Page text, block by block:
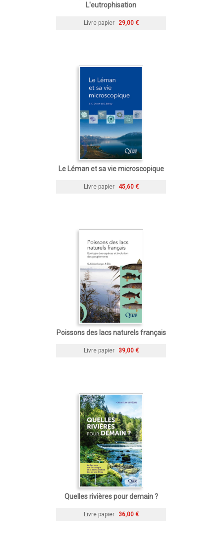
L'eutrophisation
Livre papier 29,00 €
Le Léman et sa vie microscopique
Livre papier 45,60 €
Poissons des lacs naturels français
Livre papier 39,00 €
Quelles rivières pour demain ?
Livre papier 36,00 €